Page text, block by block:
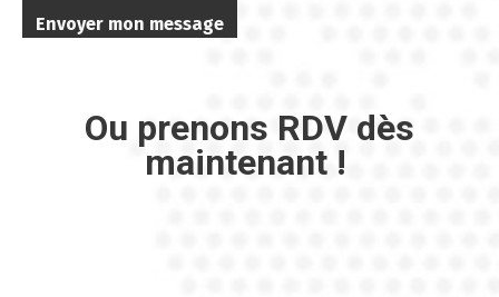
Ou prenons RDV dès
maintenant !